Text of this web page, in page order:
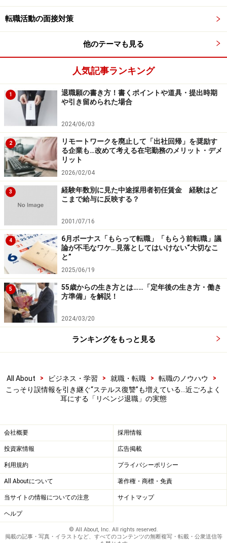
転職活動の面接対策
他のテーマも見る
人気記事ランキング
1
退職願の書き方！書くポイントや道具・提出時期
や引き留められた場合
2024/06/03
2
リモートワークを廃止して「出社回帰」を奨励す
る企業も…改めて考える在宅勤務のメリット・デメ
リット
2026/02/04
3
経験年数別に見た中途採用者初任賃金 経験はど
こまで給与に反映する？
2001/07/16
4
6月ボーナス「もらって転職」「もらう前転職」議
論が不毛なワケ…見落としてはいけない“大切なこ
と”
2025/06/19
5
55歳からの生き方とは……「定年後の生き方・働き
方準備」を解説！
2024/03/20
ランキングをもっと見る
All About > ビジネス・学習 > 就職・転職 > 転職のノウハウ
>
こっそり誤情報を引き継ぐ“ステルス復讐”も増えている…近ごろよく
耳にする「リベンジ退職」の実態
会社概要 採用情報
投資家情報 広告掲載
利用規約 プライバシーポリシー
All Aboutについて 著作権・商標・免責
当サイトの情報についての注意 サイトマップ
ヘルプ
© All About, Inc. All rights reserved.
掲載の記事・写真・イラストなど、すべてのコンテンツの無断複写・転載・公衆送信等